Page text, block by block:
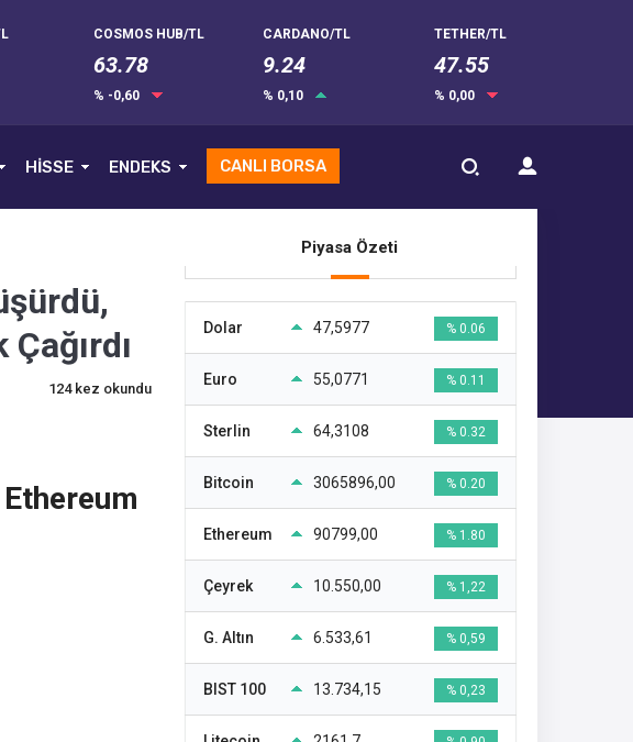
COSMOS HUB/TL
63.78
% -0,60
CARDANO/TL
9.24
% 0,10
TETHER/TL
47.55
% 0,00
HİSSE ENDEKS CANLI BORSA
124 kez okundu
Piyasa Özeti
Dolar 47,5977 % 0.06
Euro 55,0771 % 0.11
Sterlin 64,3108 % 0.32
Bitcoin 3065896,00 % 0.20
Ethereum 90799,00 % 1.80
Çeyrek 10.550,00 % 1,22
G. Altın 6.533,61 % 0,59
BIST 100 13.734,15 % 0,23